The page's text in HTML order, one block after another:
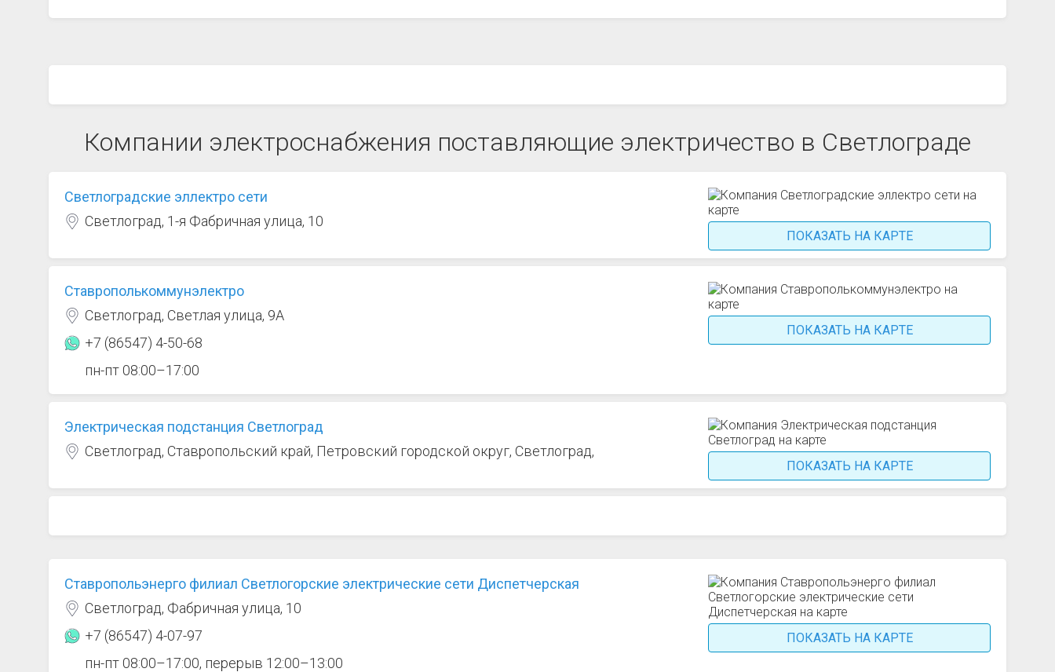
Компании электроснабжения поставляющие электричество в Светлограде
Светлоградские эллектро сети
Светлоград, 1-я Фабричная улица, 10
ПОКАЗАТЬ НА КАРТЕ
Ставрополькоммунэлектро
Светлоград, Светлая улица, 9А
+7 (86547) 4-50-68
пн-пт 08:00–17:00
ПОКАЗАТЬ НА КАРТЕ
Электрическая подстанция Светлоград
Светлоград, Ставропольский край, Петровский городской округ, Светлоград,
ПОКАЗАТЬ НА КАРТЕ
Ставропольэнерго филиал Светлогорские электрические сети Диспетчерская
Светлоград, Фабричная улица, 10
+7 (86547) 4-07-97
пн-пт 08:00–17:00, перерыв 12:00–13:00
ПОКАЗАТЬ НА КАРТЕ